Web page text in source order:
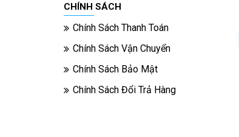
CHÍNH SÁCH
Chính Sách Thanh Toán
Chính Sách Vận Chuyển
Chính Sách Bảo Mật
Chính Sách Đổi Trả Hàng